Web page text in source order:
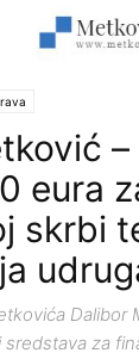
eura
skrbi
Dalibor
za